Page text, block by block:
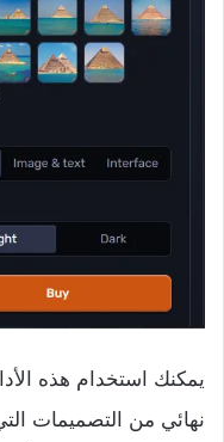
يمكنك استخدام هذه
نهائي من التصميمات